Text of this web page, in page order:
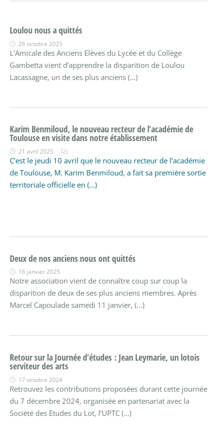
Loulou nous a quittés
26 octobre 2025
L’Amicale des Anciens Elèves du Lycée et du Collège
Gambetta vient d’apprendre la disparition de Loulou
Lacassagne, un de ses plus anciens (…)
Karim Benmiloud, le nouveau recteur de l’académie de
Toulouse en visite dans notre établissement
21 avril 2025
C’est le jeudi 10 avril que le nouveau recteur de l’académie
de Toulouse, M. Karim Benmiloud, a fait sa première sortie
territoriale officielle en (…)
Deux de nos anciens nous ont quittés
16 janvier 2025
Notre association vient de connaître coup sur coup la
disparition de deux de ses plus anciens membres. Après
Marcel Capoulade samedi 11 janvier, (…)
Retour sur la Journée d’études : Jean Leymarie, un lotois
serviteur des arts
17 octobre 2024
Retrouvez les contributions proposées durant cette journée
du 7 décembre 2024, organisée en partenariat avec la
Société des Etudes du Lot, l’UPTC (…)